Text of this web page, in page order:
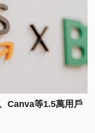
Canva等1.5萬用戶